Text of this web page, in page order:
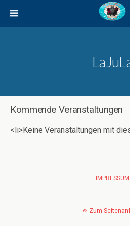
Kommende Veranstaltungen
<li>Keine Veranstaltungen mit
IMPRESSUM
Zum